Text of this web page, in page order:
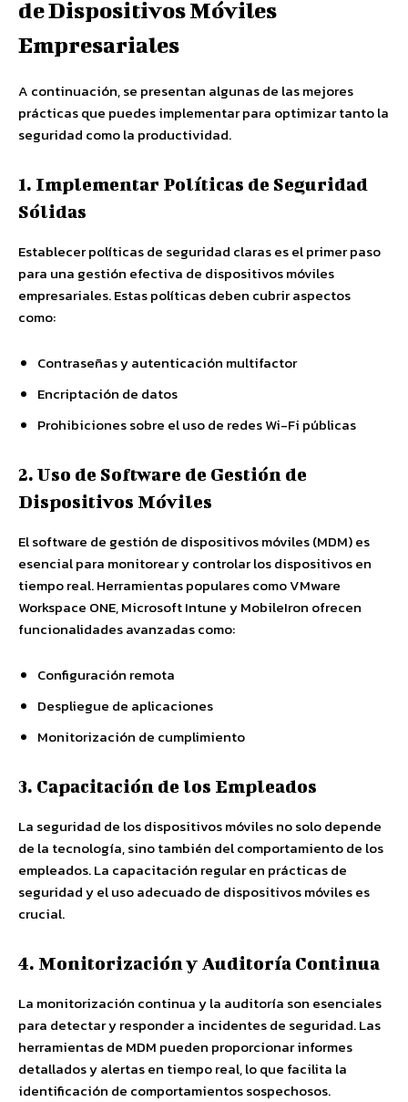
de Dispositivos Móviles
Empresariales
A continuación, se presentan algunas de las mejores
prácticas que puedes implementar para optimizar tanto la
seguridad como la productividad.
1. Implementar Políticas de Seguridad
Sólidas
Establecer políticas de seguridad claras es el primer paso
para una gestión efectiva de dispositivos móviles
empresariales. Estas políticas deben cubrir aspectos
como:
Contraseñas y autenticación multifactor
Encriptación de datos
Prohibiciones sobre el uso de redes Wi-Fi públicas
2. Uso de Software de Gestión de
Dispositivos Móviles
El software de gestión de dispositivos móviles (MDM) es
esencial para monitorear y controlar los dispositivos en
tiempo real. Herramientas populares como VMware
Workspace ONE, Microsoft Intune y MobileIron ofrecen
funcionalidades avanzadas como:
Configuración remota
Despliegue de aplicaciones
Monitorización de cumplimiento
3. Capacitación de los Empleados
La seguridad de los dispositivos móviles no solo depende
de la tecnología, sino también del comportamiento de los
empleados. La capacitación regular en prácticas de
seguridad y el uso adecuado de dispositivos móviles es
crucial.
4. Monitorización y Auditoría Continua
La monitorización continua y la auditoría son esenciales
para detectar y responder a incidentes de seguridad. Las
herramientas de MDM pueden proporcionar informes
detallados y alertas en tiempo real, lo que facilita la
identificación de comportamientos sospechosos.